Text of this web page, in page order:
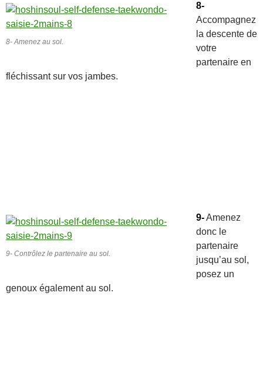
8- Amenez au sol.
8-
Accompagnez
la descente de
votre
partenaire en
fléchissant sur vos jambes.
9- Contrôlez le partenaire au sol.
9-Amenez
donc le
partenaire
jusqu’au sol,
posez un
genoux également au sol.